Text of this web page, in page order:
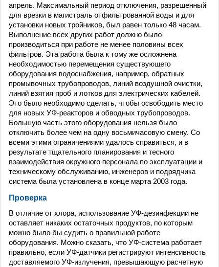
апрель. Максимальный период отключения, разрешенный
для врезки в магистраль отфильтрованной воды и для
установки новых тройников, был равен только 48 часам.
Выполнение всех других работ должно было
производиться при работе не менее половины всех
фильтров. Эта работа была к тому же осложнена
необходимостью перемещения существующего
оборудования водоснабжения, например, обратных
промывочных трубопроводов, линий воздушной очистки,
линий взятия проб и лотков для электрических кабелей.
Это было необходимо сделать, чтобы освободить место
для новых УФ-реакторов и обводных трубопроводов.
Большую часть этого оборудования нельзя было
отключить более чем на одну восьмичасовую смену. Со
всеми этими ограничениями удалось справиться, и в
результате тщательного планирования и тесного
взаимодействия окружного персонала по эксплуатации и
техническому обслуживанию, инженеров и подрядчика
система была установлена в конце марта 2003 года.
Проверка
В отличие от хлора, использование УФ-дезинфекции не
оставляет никаких остаточных продуктов, по которым
можно было бы судить о правильной работе
оборудования. Можно сказать, что УФ-система работает
правильно, если УФ-датчики регистрируют интенсивность
доставляемого УФ-излучения, превышающую расчетную